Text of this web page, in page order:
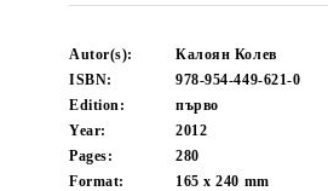
Autor(s):
Калоян Колев
ISBN:
978-954-449-621-0
Edition:
първо
Year:
2012
Pages:
280
Format:
165 x 240 mm